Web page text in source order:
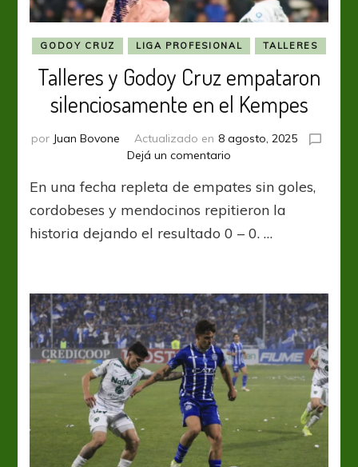
GODOY CRUZ LIGA PROFESIONAL TALLERES
Talleres y Godoy Cruz empataron
silenciosamente en el Kempes
por Juan Bovone Actualizado en 8 agosto, 2025
Dejá un comentario
y
Godoy
empataron
Kempes
En una fecha repleta de empates sin goles,
cordobeses y mendocinos repitieron la
historia dejando el resultado 0 – 0. …